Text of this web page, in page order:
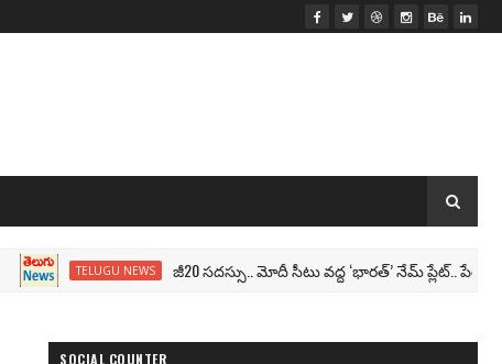
TELUGU NEWS జీ20 సదస్సు.. మోదీ సీటు వద్ద ‘భారత్’ నేమ్ ప్లేట్‌.. పేరు మార్పు
SOCIAL COUNTER